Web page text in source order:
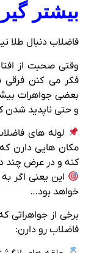
بیشتر
فاضلاب دنبال طلا
وقتی صحبت از
فکر می‌ کنن فرقی
بعضی جواهرات
و حتی ناپدید شدن
لوله‌ های
مکان‌ هایی دارن
کنه و در عرض چند
این یعنی اگر
خواهد بود…
برخی از جواهراتی
فاضلاب رو دارن: